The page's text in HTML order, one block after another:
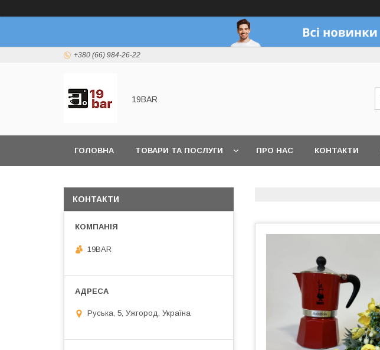
+380 (66) 984-26-22
19BAR
ГОЛОВНА ТОВАРИ ТА ПОСЛУГИ ПРО НАС КОНТАКТИ
КОНТАКТИ
19BAR
Руська, 5, Ужгород, Україна